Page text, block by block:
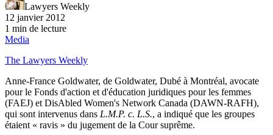
Lawyers Weekly
12 janvier 2012
1 min de lecture
Media
The Lawyers Weekly
Anne-France Goldwater, de Goldwater, Dubé à Montréal, avocate
pour le Fonds d'action et d'éducation juridiques pour les femmes
(FAEJ) et DisAbled Women's Network Canada (DAWN-RAFH),
qui sont intervenus dans L.M.P. c. L.S., a indiqué que les groupes
étaient « ravis » du jugement de la Cour suprême.